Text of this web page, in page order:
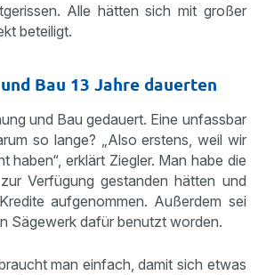
Alle hätten sich mit großer
beteiligt.
Bau 13 Jahre dauerten
und Bau gedauert. Eine unfassbar
so lange? „Also erstens, weil wir
haben“, erklärt Ziegler. Man habe die
Verfügung gestanden hätten und
aufgenommen. Außerdem sei
Sägewerk dafür benutzt worden.
man einfach, damit sich etwas